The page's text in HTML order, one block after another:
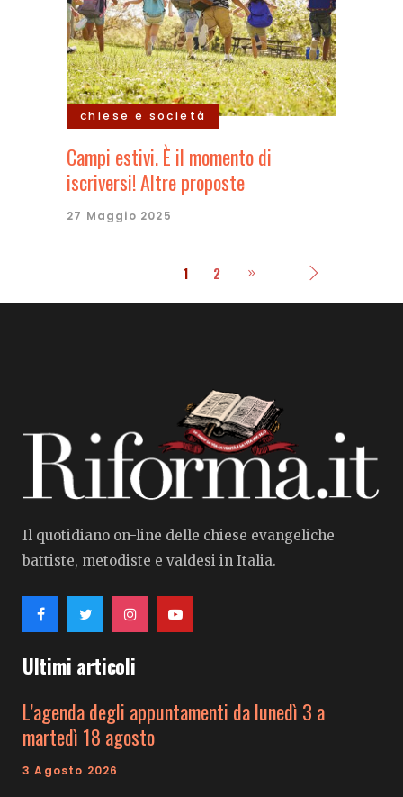
chiese e società
Campi estivi. È il momento di
iscriversi! Altre proposte
27 Maggio 2025
1 2
Il quotidiano on-line delle chiese evangeliche
battiste, metodiste e valdesi in Italia.
Ultimi articoli
L’agenda degli appuntamenti da lunedì 3 a
martedì 18 agosto
3 Agosto 2026